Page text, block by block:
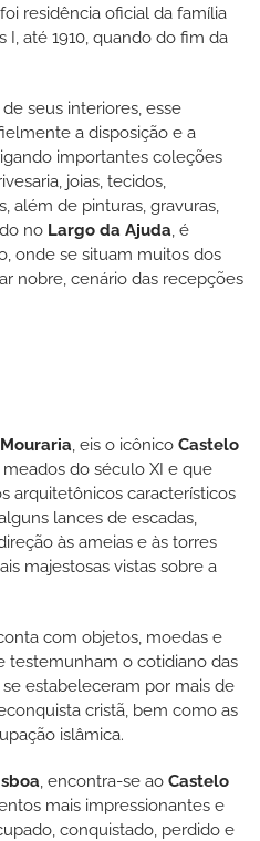
residência oficial da família
I, até 1910, quando do fim da
seus interiores, esse
a disposição e a
importantes coleções
joias, tecidos,
além de pinturas, gravuras,
no Largo da Ajuda, é
onde se situam muitos dos
nobre, cenário das recepções
Mouraria, eis o icônico Castelo
do século XI e que
arquitetônicos característicos
lances de escadas,
às ameias e às torres
majestosas vistas sobre a
com objetos, moedas e
testemunham o cotidiano das
estabeleceram por mais de
cristã, bem como as
islâmica.
, encontra-se ao Castelo
mais impressionantes e
conquistado, perdido e